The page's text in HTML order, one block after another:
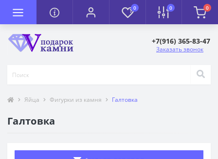
0 0 0
+7(916) 365-83-47
Заказать звонок
Яйца Фигурки из камня Галтовка
Галтовка